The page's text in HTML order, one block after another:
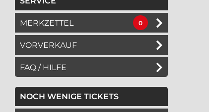
MERKZETTEL 0
VORVERKAUF
FAQ / HILFE
NOCH WENIGE TICKETS